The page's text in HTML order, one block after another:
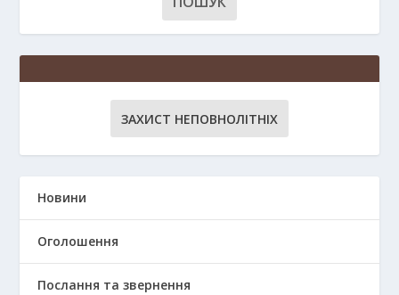
ЗАХИСТ НЕПОВНОЛІТНІХ
Новини
Оголошення
Послання та звернення